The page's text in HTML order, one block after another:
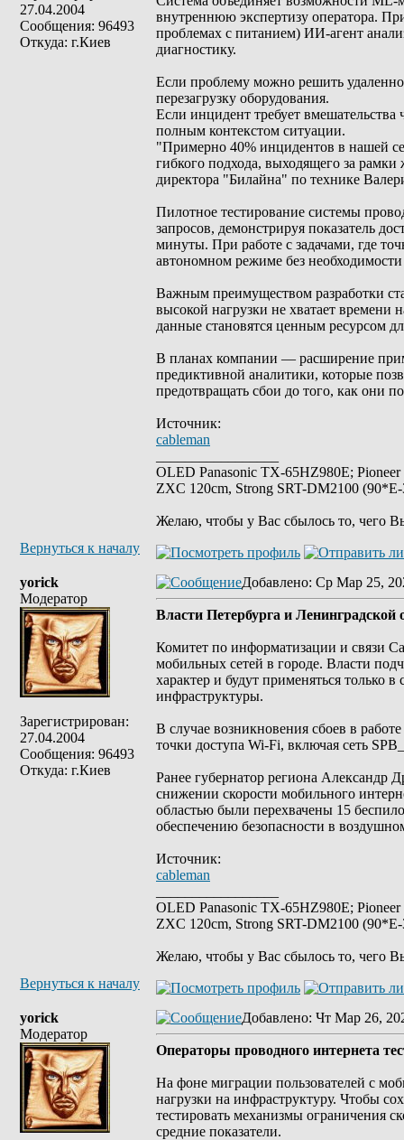
27.04.2004
Сообщения: 96493
Откуда: г.Киев
внутреннюю экспертизу оператора.
проблемах с питанием) ИИ-агент
диагностику.
Если проблему можно решить
перезагрузку оборудования.
Если инцидент требует
полным контекстом ситуации.
"Примерно 40% инцидентов в нашей
гибкого подхода, выходящего за
директора "Билайна" по технике
Пилотное тестирование системы
запросов, демонстрируя показатель
минуты. При работе с задачами, где
автономном режиме без
Важным преимуществом разработки
высокой нагрузки не хватает времени
данные становятся ценным ресурсом
В планах компании — расширение
предиктивной аналитики, которые
предотвращать сбои до того, как они
Источник:
cableman
OLED Panasonic TX-65HZ980E;
ZXC 120cm, Strong SRT-DM2100
Желаю, чтобы у Вас сбылось то, чего
Вернуться к началу
yorick
Модератор
Зарегистрирован:
27.04.2004
Сообщения: 96493
Откуда: г.Киев
Добавлено: Ср Мар 25,
Власти Петербурга и
Комитет по информатизации и связи
мобильных сетей в городе. Власти
характер и будут применяться только
инфраструктуры.
В случае возникновения сбоев в
точки доступа Wi-Fi, включая сеть
Ранее губернатор региона Александр
снижении скорости мобильного
областью были перехвачены 15
обеспечению безопасности в
Источник:
cableman
OLED Panasonic TX-65HZ980E;
ZXC 120cm, Strong SRT-DM2100
Желаю, чтобы у Вас сбылось то, чего
Вернуться к началу
yorick
Модератор
Добавлено: Чт Мар 26,
Операторы проводного интернета
На фоне миграции пользователей с
нагрузки на инфраструктуру. Чтобы
тестировать механизмы ограничения
средние показатели.